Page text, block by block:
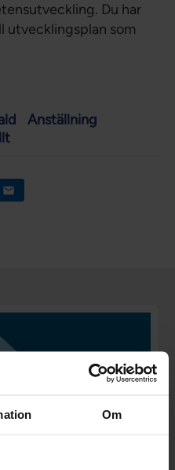
Om
Du har
utvecklingsplan som
Anställning